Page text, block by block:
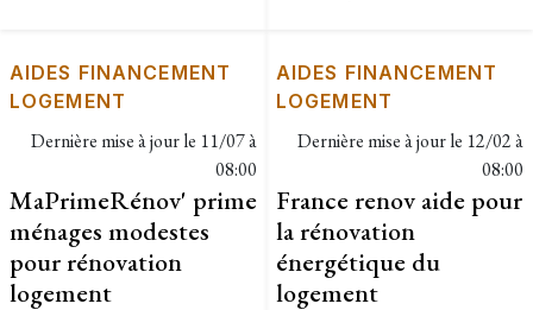
AIDES FINANCEMENT
LOGEMENT
Dernière mise à jour le 11/07 à
08:00
MaPrimeRénov' prime
ménages modestes
pour rénovation
logement
AIDES FINANCEMENT
LOGEMENT
Dernière mise à jour le 12/02 à
08:00
France renov aide pour
la rénovation
énergétique du
logement